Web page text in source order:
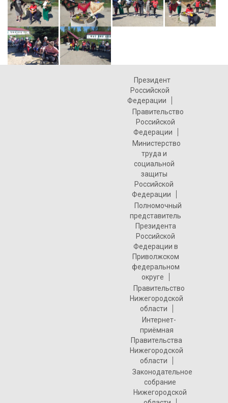
Президент
Российской
Федерации
Правительство
Российской
Федерации
Министерство
труда и
социальной
защиты
Российской
Федерации
Полномочный
представитель
Президента
Российской
Федерации в
Приволжском
федеральном
округе
Правительство
Нижегородской
области
Интернет-
приёмная
Правительства
Нижегородской
области
Законодательное
собрание
Нижегородской